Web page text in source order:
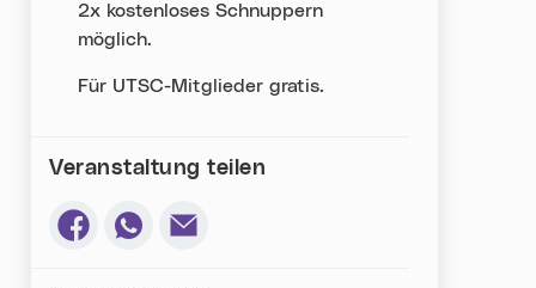
2x kostenloses Schnuppern
möglich.
Für UTSC-Mitglieder gratis.
Veranstaltung teilen